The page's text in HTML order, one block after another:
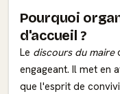
Pourquoi
d'accueil ?
Le discours du maire
engageant. Il met en
que l'esprit de